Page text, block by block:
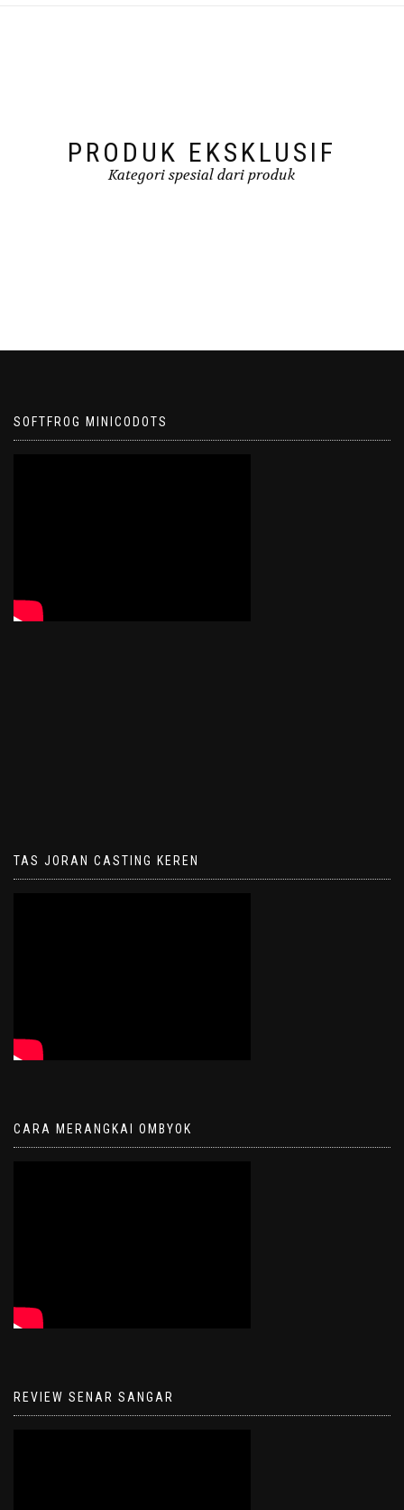
PRODUK EKSKLUSIF
Kategori spesial dari produk
SOFTFROG MINICODOTS
TAS JORAN CASTING KEREN
CARA MERANGKAI OMBYOK
REVIEW SENAR SANGAR